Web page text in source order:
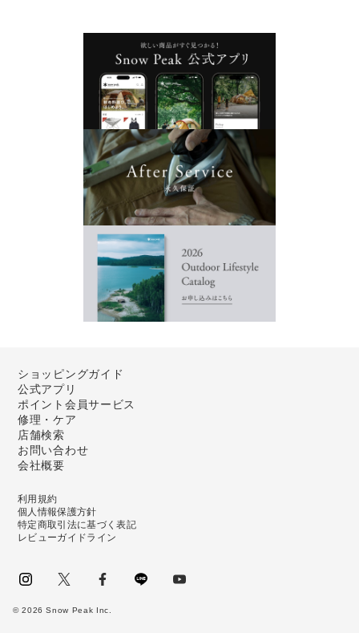
ショッピングガイド
公式アプリ
ポイント会員サービス
修理・ケア
店舗検索
お問い合わせ
会社概要
利用規約
個人情報保護方針
特定商取引法に基づく表記
レビューガイドライン
©2026 Snow Peak Inc.